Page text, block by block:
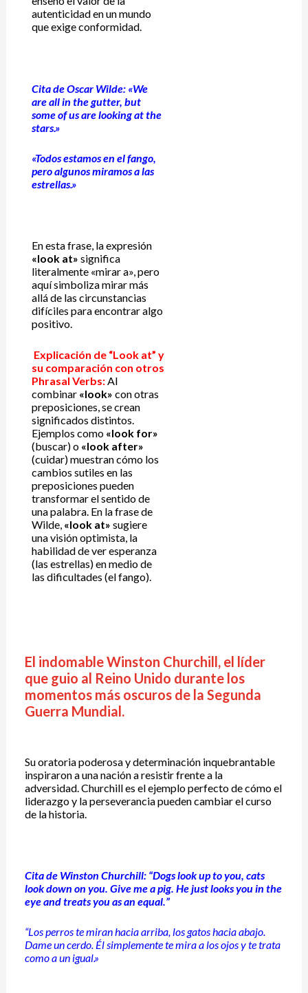
autenticidad en un mundo
que exige conformidad.
Cita de Oscar Wilde: «We
are all in the gutter, but
some of us are looking at the
stars.»
«Todos estamos en el fango,
pero algunos miramos a las
estrellas.»
En esta frase, la expresión
«look at» significa
literalmente «mirar a», pero
aquí simboliza mirar más
allá de las circunstancias
difíciles para encontrar algo
positivo.
Explicación de “Look at” y
su comparación con otros
Phrasal Verbs:Al
combinar «look» con otras
preposiciones, se crean
significados distintos.
Ejemplos como «look for»
(buscar) o «look after»
(cuidar) muestran cómo los
cambios sutiles en las
preposiciones pueden
transformar el sentido de
una palabra. En la frase de
Wilde, «look at» sugiere
una visión optimista, la
habilidad de ver esperanza
(las estrellas) en medio de
las dificultades (el fango).
El indomable Winston Churchill, el líder
que guio al Reino Unido durante los
momentos más oscuros de la Segunda
Guerra Mundial.
Su oratoria poderosa y determinación inquebrantable
inspiraron a una nación a resistir frente a la
adversidad.Churchill es el ejemplo perfecto de cómo el
liderazgo y la perseverancia pueden cambiar el curso
de la historia.
Cita de Winston Churchill: “Dogs look up to you, cats
look down on you. Give me a pig. He just looks you in the
eye and treats you as an equal.”
“Los perros te miran hacia arriba, los gatos hacia abajo.
Dame un cerdo. Él simplemente te mira a los ojos y te trata
como a un igual.»